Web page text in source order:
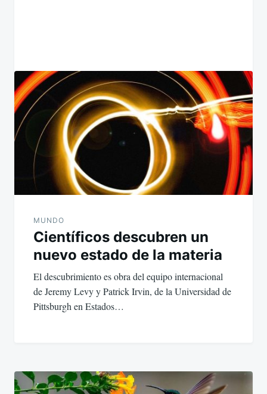
MUNDO
Científicos descubren un
nuevo estado de la materia
El descubrimiento es obra del equipo internacional
de Jeremy Levy y Patrick Irvin, de la Universidad de
Pittsburgh en Estados…